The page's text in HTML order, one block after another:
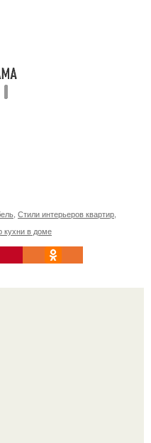
Стили интерьеров квартир
кухни в доме